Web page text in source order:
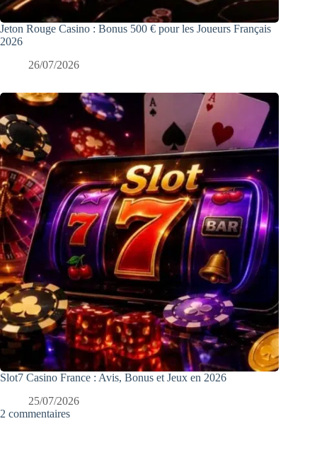
Jeton Rouge Casino : Bonus 500 € pour les Joueurs Français
2026
26/07/2026
Slot7 Casino France : Avis, Bonus et Jeux en 2026
25/07/2026
2 commentaires